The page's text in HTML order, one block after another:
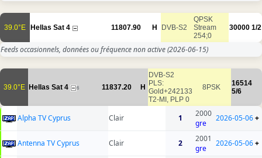
39.0°E Hellas Sat 4 11807.90 H DVB-S2
QPSK
Stream
254;0
30000 1/2
Feeds occasionnels, données ou fréquence non active(2026-06-15)
39.0°E Hellas Sat 4 6 11837.20 H
DVB-S2
PLS:
Gold+242133
T2-MI, PLP 0
8PSK
16514
5/6
Alpha TV Cyprus Clair 1
2000
gre
2026-05-06+
Antenna TV Cyprus Clair 2
2001
gre
2026-05-06+